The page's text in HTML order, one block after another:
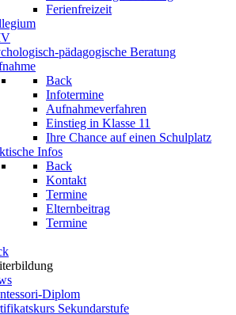
Ferienfreizeit
pädagogische Beratung
Back
Infotermine
Aufnahmeverfahren
Einstieg in Klasse 11
Ihre Chance auf einen Schulplatz
Infos
Back
Kontakt
Termine
Elternbeitrag
Termine
Diplom
Sekundarstufe